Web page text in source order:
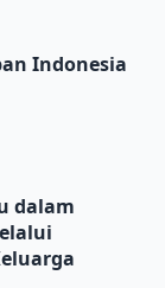
Indonesia
HIV/AIDS
dalam